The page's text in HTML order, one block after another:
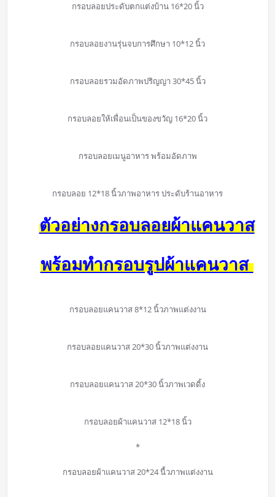
กรอบลอยประดับตกแต่งบ้าน 16*20 นิ้ว
กรอบลอยงานรุ่นจบการศึกษา 10*12 นิ้ว
กรอบลอยรวมอัดภาพปริญญา 30*45 นิ้ว
กรอบลอยให้เพื่อนเป็นของขวัญ 16*20 นิ้ว
กรอบลอยเมนูอาหาร พร้อมอัดภาพ
กรอบลอย 12*18 นิ้วภาพอาหาร ประดับร้านอาหาร
ตัวอย่างกรอบลอยผ้าแคนวาส
พร้อมทำกรอบรูปผ้าแคนวาส
กรอบลอยแคนวาส 8*12 นิ้วภาพแต่งงาน
กรอบลอยแคนวาส 20*30 นิ้วภาพแต่งงาน
กรอบลอยแคนวาส 20*30 นิ้วภาพเวดดิ้ง
กรอบลอยผ้าแคนวาส 12*18 นิ้ว
*
กรอบลอยผ้าแคนวาส 20*24 นื้วภาพแต่งงาน